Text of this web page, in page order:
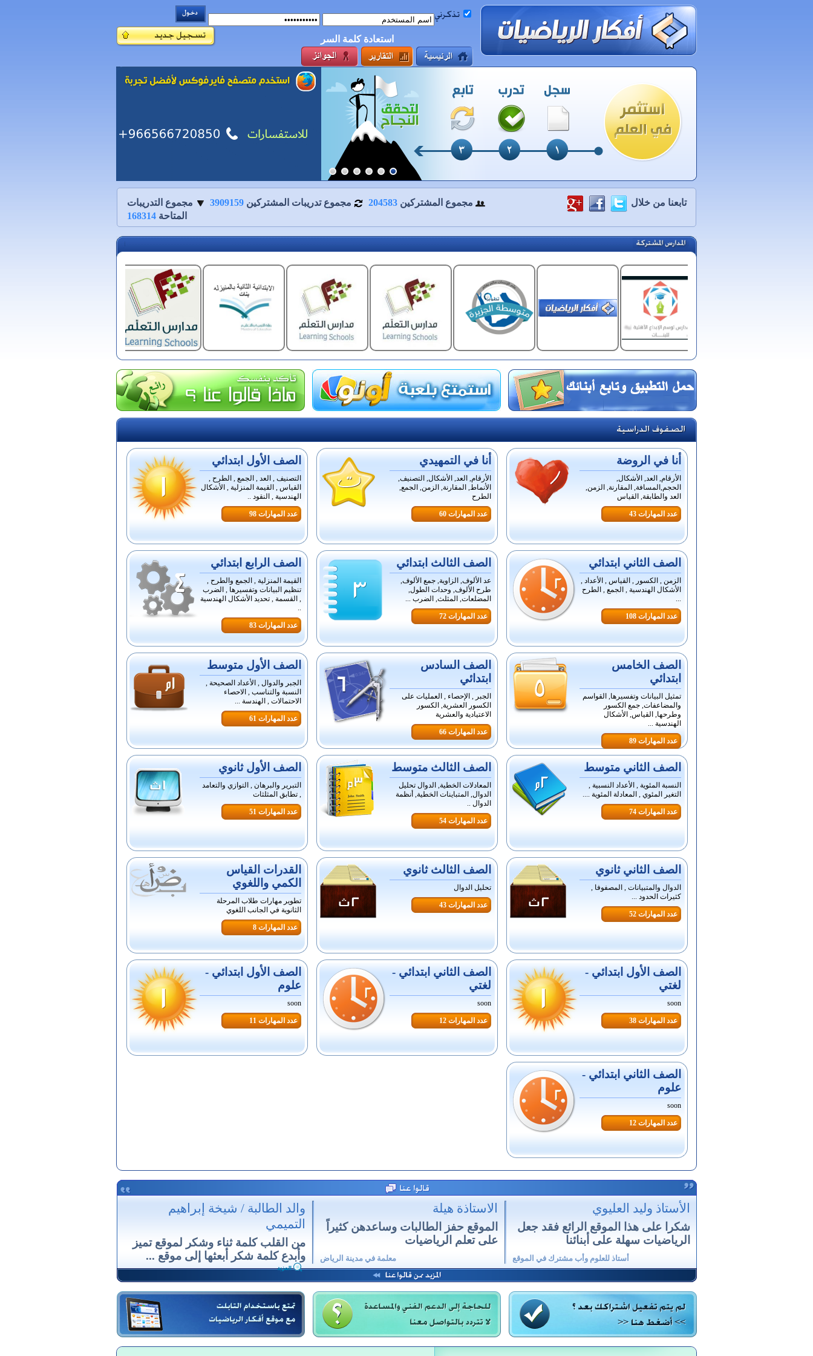
استعادة كلمة السر
تابعنا من خلال مجموع المشتركين 204583 مجموع تدريبات المشتركين 3909159
مجموع التدريبات
المتاحة 168314
أنا في الروضة
الأرقام, العد, الأشكال,
الحجم,المسافة, المقارنة, الزمن,
العد والطابقة, القياس
عدد المهارات 43
أنا في التمهيدي
الأرقام, العد, الأشكال, التصنيف,
الأنماط, المقارنة, الزمن, الجمع,
الطرح
عدد المهارات 60
الصف الأول ابتدائي
التصنيف , العد , الجمع , الطرح ,
القياس , القيمة المنزلية , الأشكال
الهندسية , النقود ..
عدد المهارات 98
الصف الثاني ابتدائي
الزمن , الكسور , القياس , الأعداد ,
الأشكال الهندسية , الجمع , الطرح
...
عدد المهارات 108
الصف الثالث ابتدائي
عد الألوف, الزاوية, جمع الألوف,
طرح الألوف, وحدات الطول,
المضلعات, المثلث, الضرب ...
عدد المهارات 72
الصف الرابع ابتدائي
القيمة المنزلية , الجمع والطرح ,
تنظيم البيانات وتفسيرها , الضرب
, القسمة , تحديد الأشكال الهندسية
..
عدد المهارات 83
الصف الخامس
ابتدائي
تمثيل البيانات وتفسيرها, القواسم
والمضاعفات, جمع الكسور
وطرحها, القياس, الأشكال
الهندسية ...
عدد المهارات 89
الصف السادس
ابتدائي
الجبر , الإحصاء , العمليات على
الكسور العشرية, الكسور
الاعتيادية والعشرية
عدد المهارات 66
الصف الأول متوسط
الجبر والدوال , الأعداد الصحيحة ,
النسبة والتناسب , الاحصاء
الاحتمالات , الهندسة ...
عدد المهارات 61
الصف الثاني متوسط
النسبة المئوية , الأعداد النسبية ,
التغير المئوي , المعادلة المئوية ....
عدد المهارات 74
الصف الثالث متوسط
المعادلات الخطية, الدوال تحليل
الدوال, المتباينات الخطية, أنظمة
الدوال ..
عدد المهارات 54
الصف الأول ثانوي
التبرير والبرهان , التوازي والتعامد
, تطابق المثلثات
عدد المهارات 51
الصف الثاني ثانوي
الدوال والمتبيانات , المصفوفا ,
كثيرات الحدود ...
عدد المهارات 52
الصف الثالث ثانوي
تحليل الدوال
عدد المهارات 43
القدرات القياس
الكمي واللغوي
تطوير مهارات طلاب المرحلة
الثانوية في الجانب اللغوي
عدد المهارات 8
الصف الأول ابتدائي -
لغتي
soon
عدد المهارات 38
الصف الثاني ابتدائي -
لغتي
soon
عدد المهارات 12
الصف الأول ابتدائي -
علوم
soon
عدد المهارات 11
الصف الثاني ابتدائي -
علوم
soon
عدد المهارات 12
الأستاذ وليد العليوي
شكرا على هذا الموقع الرائع فقد جعل
الرياضيات سهلة على أبنائنا
أستاذ للعلوم وأب مشترك في الموقع
الاستاذة هيلة
الموقع حفز الطالبات وساعدهن كثيراً
على تعلم الرياضيات
معلمة في مدينة الرياض
والد الطالبة / شيخة إبراهيم
التميمي
من القلب كلمة ثناء وشكر لموقع تميز
وأبدع كلمة شكر أبعثها إلى موقع ...